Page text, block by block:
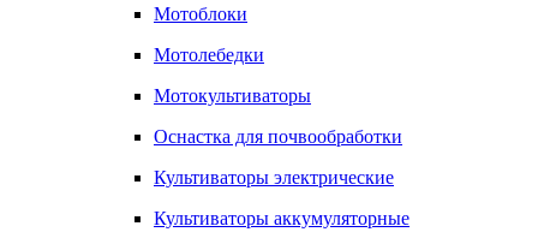
Мотоблоки
Мотолебедки
Мотокультиваторы
Оснастка для почвообработки
Культиваторы электрические
Культиваторы аккумуляторные